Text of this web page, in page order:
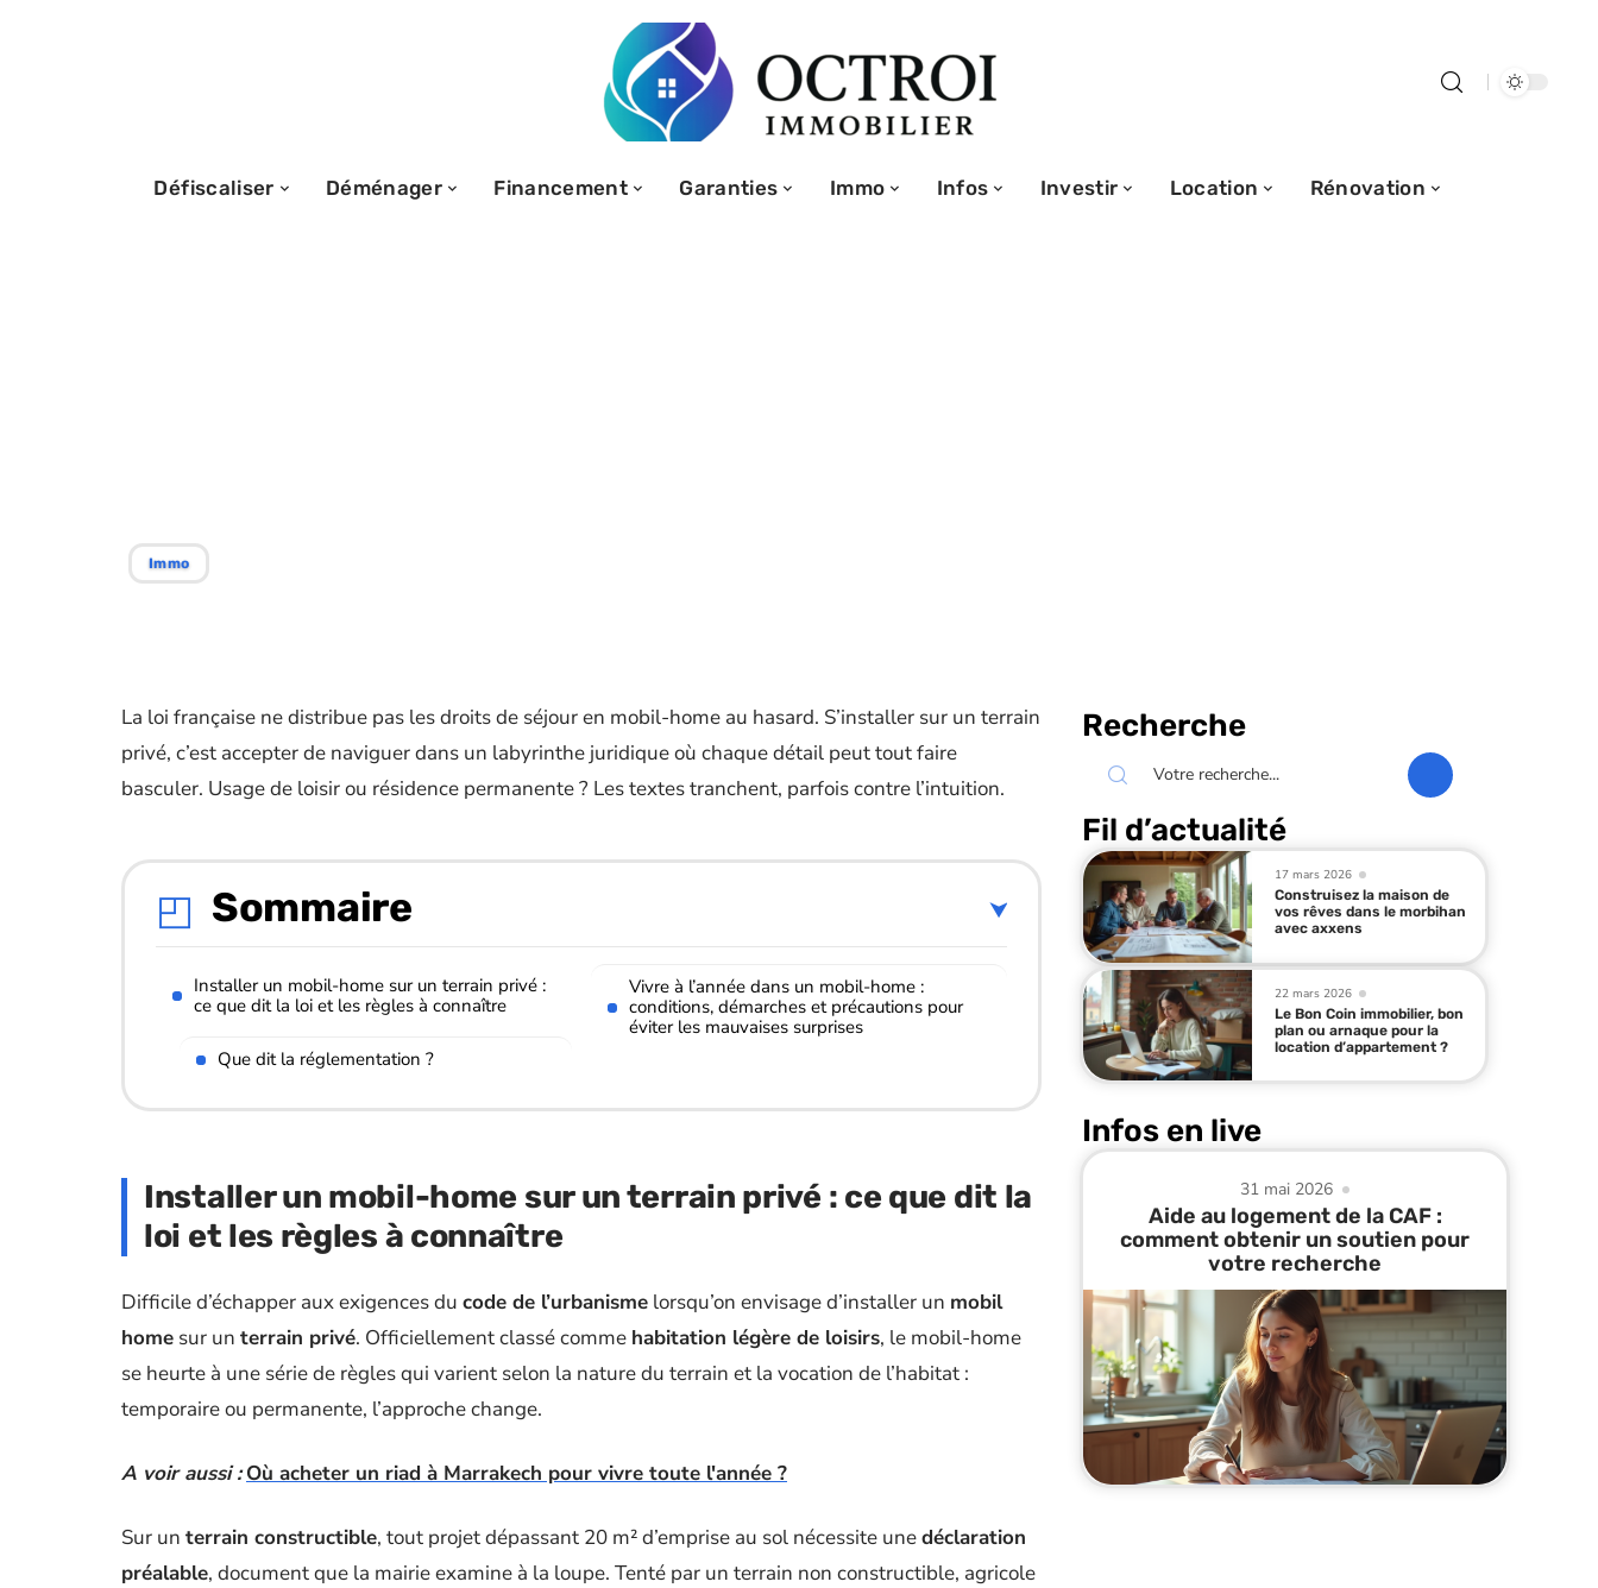
Défiscaliser Déménager Financement Garanties Immo Infos Investir Location Rénovation
Immo
La loi française ne distribue pas les droits de séjour en mobil-home au hasard. S’installer sur un terrain
privé, c’est accepter de naviguer dans un labyrinthe juridique où chaque détail peut tout faire
basculer. Usage de loisir ou résidence permanente ? Les textes tranchent, parfois contre l’intuition.
Sommaire
Installer un mobil-home sur un terrain privé :
ce que dit la loi et les règles à connaître
Que dit la réglementation ?
Vivre à l’année dans un mobil-home :
conditions, démarches et précautions pour
éviter les mauvaises surprises
Installer un mobil-home sur un terrain privé : ce que dit la
loi et les règles à connaître
Difficile d’échapper aux exigences du code de l’urbanisme lorsqu’on envisage d’installer un mobil
home sur un terrain privé. Officiellement classé comme habitation légère de loisirs, le mobil-home
se heurte à une série de règles qui varient selon la nature du terrain et la vocation de l’habitat :
temporaire ou permanente, l’approche change.
A voir aussi : Où acheter un riad à Marrakech pour vivre toute l'année ?
Sur un terrain constructible, tout projet dépassant 20 m² d’emprise au sol nécessite unedéclaration
préalable, document que la mairie examine à la loupe. Tenté par un terrain non constructible, agricole
Recherche
Fil d’actualité
17 mars 2026
Construisez la maison de
vos rêves dans le morbihan
avec axxens
22 mars 2026
Le Bon Coin immobilier, bon
plan ou arnaque pour la
location d’appartement ?
Infos en live
31 mai 2026
Aide au logement de la CAF :
comment obtenir un soutien pour
votre recherche